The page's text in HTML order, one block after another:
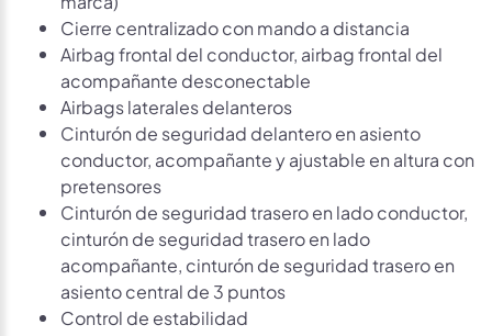
Cierre centralizado con mando a distancia
Airbag frontal del conductor, airbag frontal del
acompañante desconectable
Airbags laterales delanteros
Cinturón de seguridad delantero en asiento
conductor, acompañante y ajustable en altura con
pretensores
Cinturón de seguridad trasero en lado conductor,
cinturón de seguridad trasero en lado
acompañante, cinturón de seguridad trasero en
asiento central de 3 puntos
Control de estabilidad